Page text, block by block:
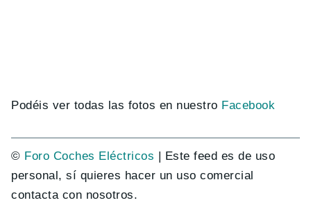
Podéis ver todas las fotos en nuestro Facebook
© Foro Coches Eléctricos | Este feed es de uso
personal, sí quieres hacer un uso comercial
contacta con nosotros.